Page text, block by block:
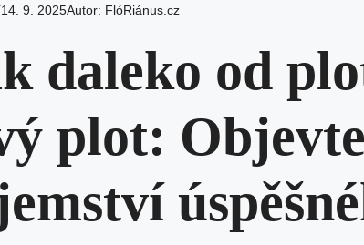
14. 9. 2025Autor: FlóRiánus.cz
daleko od
plot: Objevte